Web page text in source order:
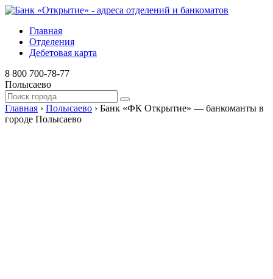
Главная
Отделения
Дебетовая карта
8 800 700-78-77
Полысаево
Главная › Полысаево › Банк «ФК Открытие» — банкоманты в
городе Полысаево